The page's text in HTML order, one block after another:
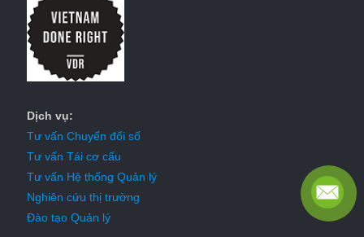
Dịch vụ:
Tư vấn Chuyển đổi số
Tư vấn Tái cơ cấu
Tư vấn Hệ thống Quản lý
Nghiên cứu thị trường
Đào tạo Quản lý